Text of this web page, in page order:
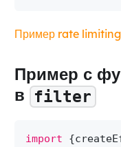
Пример rate limiting
Пример с
в
filter
import {